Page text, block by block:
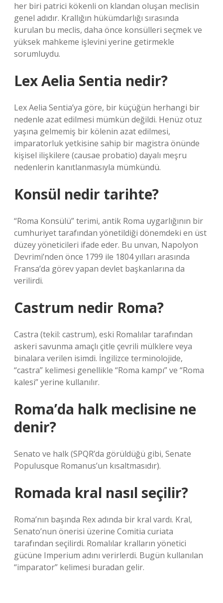
her biri patrici kökenli on klandan oluşan meclisin
genel adıdır. Krallığın hükümdarlığı sırasında
kurulan bu meclis, daha önce konsülleri seçmek ve
yüksek mahkeme işlevini yerine getirmekle
sorumluydu.
Lex Aelia Sentia nedir?
Lex Aelia Sentia’ya göre, bir küçüğün herhangi bir
nedenle azat edilmesi mümkün değildi. Henüz otuz
yaşına gelmemiş bir kölenin azat edilmesi,
imparatorluk yetkisine sahip bir magistra önünde
kişisel ilişkilere (causae probatio) dayalı meşru
nedenlerin kanıtlanmasıyla mümkündü.
Konsül nedir tarihte?
“Roma Konsülü” terimi, antik Roma uygarlığının bir
cumhuriyet tarafından yönetildiği dönemdeki en üst
düzey yöneticileri ifade eder. Bu unvan, Napolyon
Devrimi’nden önce 1799 ile 1804 yılları arasında
Fransa’da görev yapan devlet başkanlarına da
verilirdi.
Castrum nedir Roma?
Castra (tekil: castrum), eski Romalılar tarafından
askeri savunma amaçlı çitle çevrili mülklere veya
binalara verilen isimdi. İngilizce terminolojide,
“castra” kelimesi genellikle “Roma kampı” ve “Roma
kalesi” yerine kullanılır.
Roma’da halk meclisine ne
denir?
Senato ve halk (SPQR’da görüldüğü gibi, Senate
Populusque Romanus’un kısaltmasıdır).
Romada kral nasıl seçilir?
Roma’nın başında Rex adında bir kral vardı. Kral,
Senato’nun önerisi üzerine Comitia curiata
tarafından seçilirdi. Romalılar kralların yönetici
gücüne Imperium adını verirlerdi. Bugün kullanılan
“imparator” kelimesi buradan gelir.